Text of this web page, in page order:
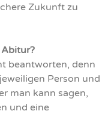
Zukunft zu
beantworten, denn
Person und
man kann sagen,
und eine